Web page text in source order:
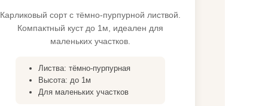
Карликовый сорт с тёмно-пурпурной листвой.
Компактный куст до 1м, идеален для
маленьких участков.
Листва: тёмно-пурпурная
Высота: до 1м
Для маленьких участков